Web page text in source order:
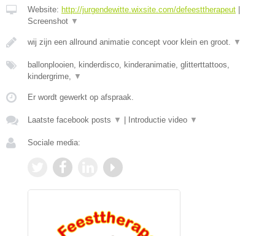
Website: http://jurgendewitte.wixsite.com/defeesttherapeut |
Screenshot ▼
wij zijn een allround animatie concept voor klein en groot. ▼
ballonplooien, kinderdisco, kinderanimatie, glitterttattoos,
kindergrime,
▼
Er wordt gewerkt op afspraak.
Laatste facebook posts ▼ | Introductie video ▼
Sociale media: